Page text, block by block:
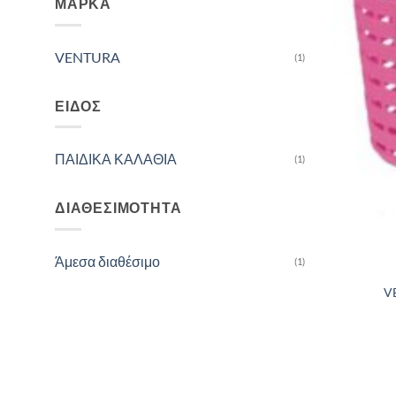
ΜΆΡΚΑ
VENTURA (1)
ΕΊΔΟΣ
ΠΑΙΔΙΚΑ ΚΑΛΑΘΙΑ (1)
ΔΙΑΘΕΣΙΜΌΤΗΤΑ
Άμεσα διαθέσιμο (1)